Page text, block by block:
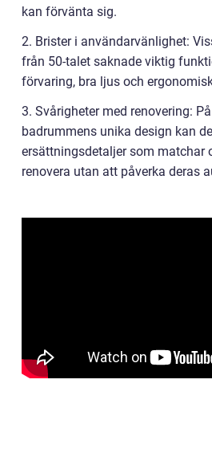
kan förvänta sig.
2. Brister i användarvänlighet:
från 50-talet saknade viktig
förvaring, bra ljus och
3. Svårigheter med renovering:
badrummens unika design kan
ersättningsdetaljer som matchar
renovera utan att påverka deras